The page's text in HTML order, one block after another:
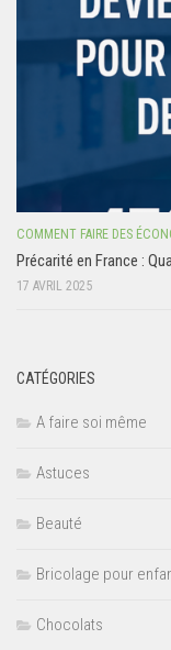
COMMENT FAIRE DES
Précarité en France :
17 AVRIL 2025
CATÉGORIES
A faire soi même
Astuces
Beauté
Bricolage pour
Chocolats